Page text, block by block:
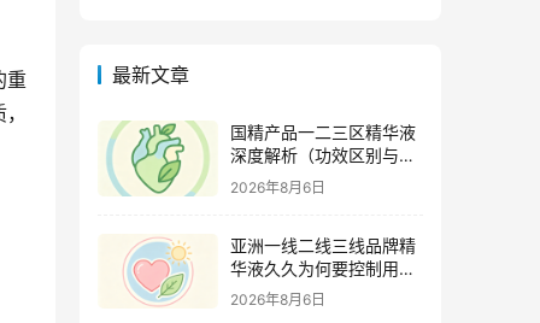
重
最新文章
国精产品一二三区精华液
深度解析（功效区别与适
用肤质全指南）
2026年8月6日
亚洲一线二线三线品牌精
华液久久为何要控制用量
（过度使用与皮肤负担的
2026年8月6日